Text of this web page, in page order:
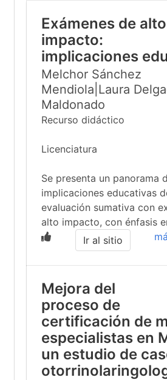
Exámenes de alto
impacto:
implicaciones
Melchor Sánchez
Mendiola|Laura
Maldonado
Recurso didáctico
Licenciatura
Se presenta un panorama
implicaciones educativas
evaluación sumativa con
alto impacto, con énfasis
Ir al sitio
Mejora del
proceso de
certificación de
especialistas en
un estudio de